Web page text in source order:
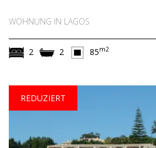
WOHNUNG IN LAGOS
2 2 85m2
REDUZIERT